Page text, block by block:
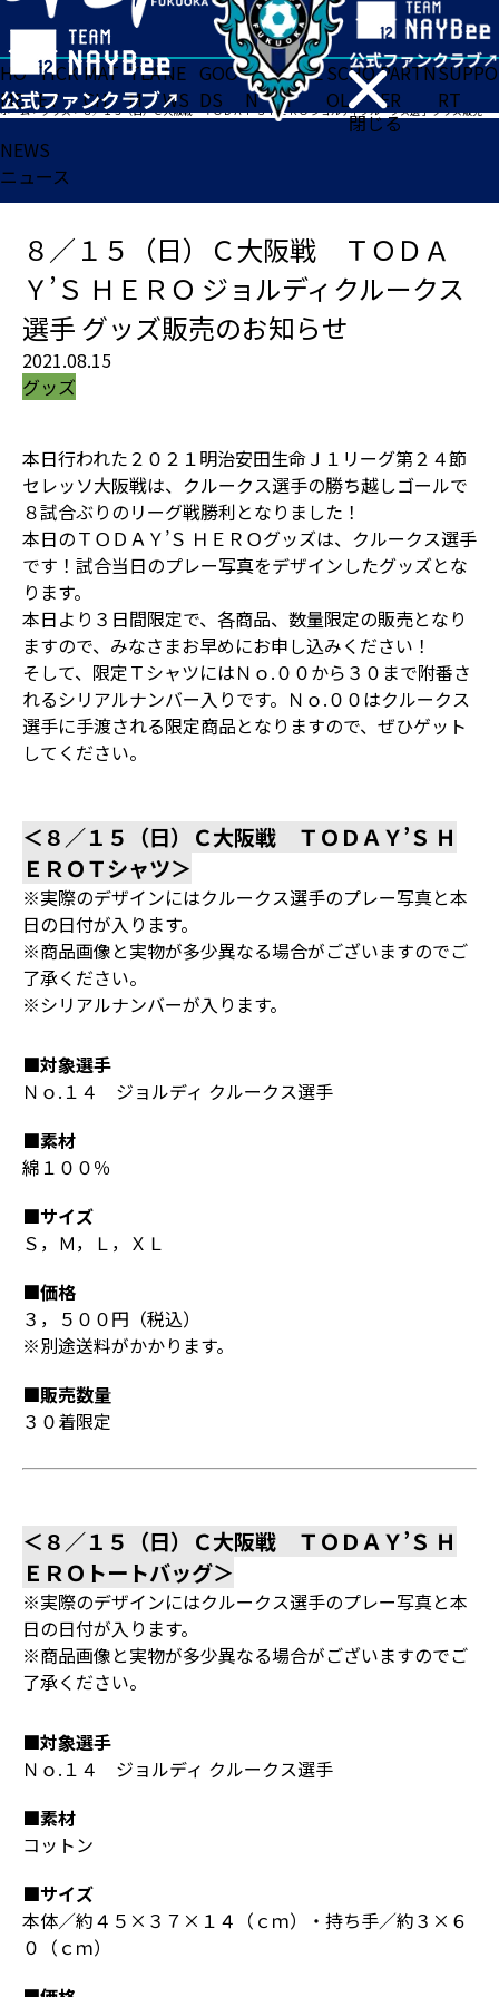
閉じる
HO
ME
TICK
ET
MAT
CH
TEA
M
NE
WS
GOO
DS
FA
N
ACADE
MY
SCHO
OL
PARTN
ER
SUPPO
RT
ホーム>グッズ>８／１５（日）Ｃ大阪戦 ＴＯＤＡＹ’Ｓ ＨＥＲＯ ジョルディクルークス選手 グッズ販売のお知らせ
NEWS
ニュース
８／１５（日）Ｃ大阪戦 ＴＯＤＡ
Ｙ’Ｓ ＨＥＲＯ ジョルディクルークス
選手 グッズ販売のお知らせ
2021.08.15
グッズ
本日行われた２０２１明治安田生命Ｊ１リーグ第２４節
セレッソ大阪戦は、クルークス選手の勝ち越しゴールで
８試合ぶりのリーグ戦勝利となりました！
本日のＴＯＤＡＹ’Ｓ ＨＥＲＯグッズは、クルークス選手
です！試合当日のプレー写真をデザインしたグッズとな
ります。
本日より３日間限定で、各商品、数量限定の販売となり
ますので、みなさまお早めにお申し込みください！
そして、限定ＴシャツにはＮｏ.００から３０まで附番さ
れるシリアルナンバー入りです。Ｎｏ.００はクルークス
選手に手渡される限定商品となりますので、ぜひゲット
してください。
＜８／１５（日）Ｃ大阪戦 ＴＯＤＡＹ’Ｓ Ｈ
ＥＲＯＴシャツ＞
※実際のデザインにはクルークス選手のプレー写真と本
日の日付が入ります。
※商品画像と実物が多少異なる場合がございますのでご
了承ください。
※シリアルナンバーが入ります。
■対象選手
Ｎｏ.１４ ジョルディ クルークス選手
■素材
綿１００％
■サイズ
Ｓ，Ｍ，Ｌ，ＸＬ
■価格
３，５００円（税込）
※別途送料がかかります。
■販売数量
３０着限定
＜８／１５（日）Ｃ大阪戦 ＴＯＤＡＹ’Ｓ Ｈ
ＥＲＯトートバッグ＞
※実際のデザインにはクルークス選手のプレー写真と本
日の日付が入ります。
※商品画像と実物が多少異なる場合がございますのでご
了承ください。
■対象選手
Ｎｏ.１４ ジョルディ クルークス選手
■素材
コットン
■サイズ
本体／約４５×３７×１４（ｃｍ）・持ち手／約３×６
０（ｃｍ）